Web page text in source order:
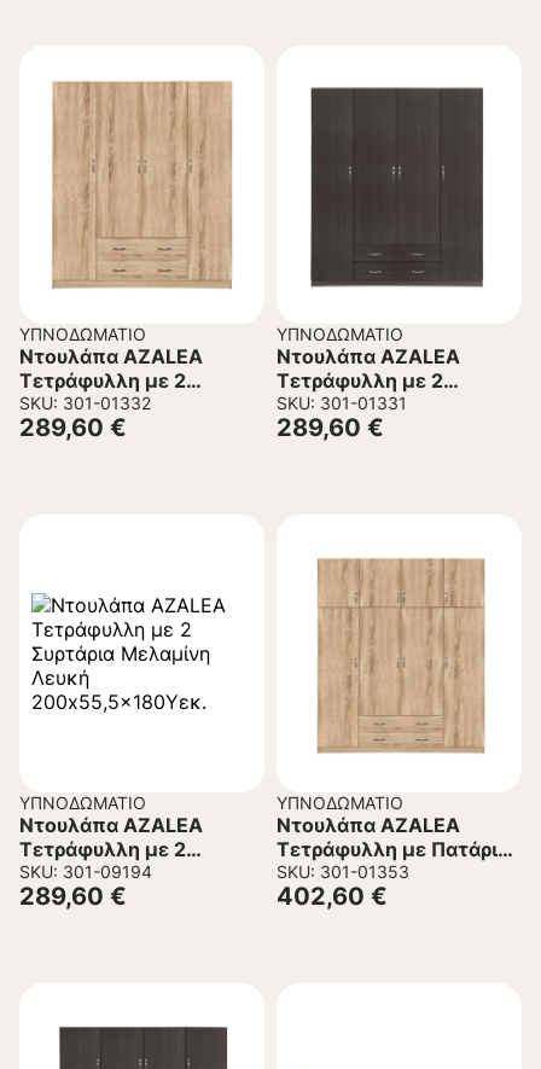
ΥΠΝΟΔΩΜΆΤΙΟ
Ντουλάπα AZALEA
Τετράφυλλη με 2
Συρτάρια Sonama
200×55.5×180Υ εκ.
SKU: 301-01332
289,60 €
ΥΠΝΟΔΩΜΆΤΙΟ
Ντουλάπα AZALEA
Τετράφυλλη με 2
Συρτάρια Zebrano
200×55.5×180Υ εκ.
SKU: 301-01331
289,60 €
ΥΠΝΟΔΩΜΆΤΙΟ
Ντουλάπα AZALEA
Τετράφυλλη με 2
Συρτάρια Μελαμίνη
Λευκή
SKU: 301-09194
289,60 €
ΥΠΝΟΔΩΜΆΤΙΟ
Ντουλάπα AZALEA
Τετράφυλλη με Πατάρι
με 2 Συρτάρια Sonama
200×55.5×240Υ εκ.
SKU: 301-01353
402,60 €